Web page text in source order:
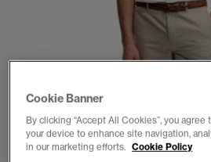
Cookie Banner
By clicking “Accept All Cookies”, you
your device to enhance site navigation,
in our marketing efforts. Cookie Policy